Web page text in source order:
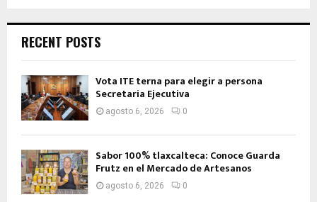
RECENT POSTS
Vota ITE terna para elegir a persona
Secretaria Ejecutiva
agosto 6, 2026 0
Sabor 100% tlaxcalteca: Conoce Guarda
Frutz en el Mercado de Artesanos
agosto 6, 2026 0